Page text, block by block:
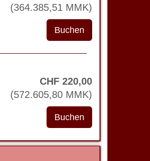
(364.385,51 MMK)
CHF 220,00
(572.605,80 MMK)